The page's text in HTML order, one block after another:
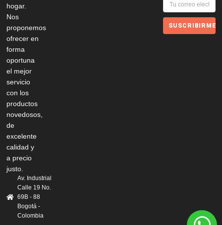
hogar.
Nos
proponemos
ofrecer en
forma
oportuna
el mejor
servicio
con los
productos
novedosos,
de
excelente
calidad y
a precio
justo.
Av. Industrial
Calle 19 No.
69B - 88
Bogotá -
Colombia
SUSCRIBIRME